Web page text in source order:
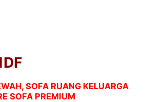
SOFA RUANG KELUARGA
SOFA PREMIUM